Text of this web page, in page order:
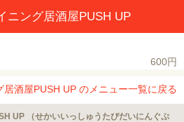
ニング居酒屋PUSH UP
600円
酒屋PUSH UP のメニュー一覧に戻る
UP （せかいいっしゅうたびだいにんぐぷ